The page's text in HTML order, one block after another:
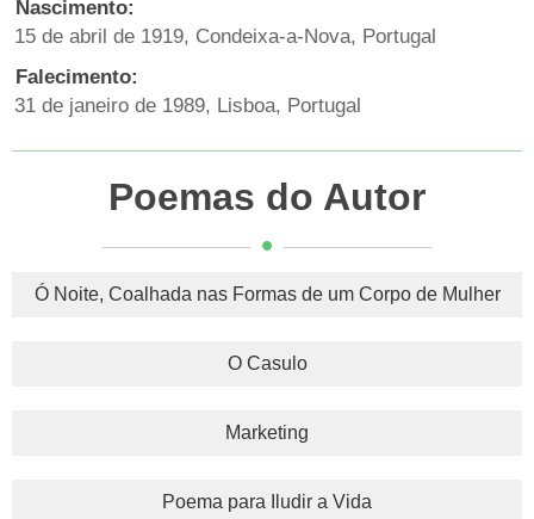
Nascimento:
15 de abril de 1919, Condeixa-a-Nova, Portugal
Falecimento:
31 de janeiro de 1989, Lisboa, Portugal
Poemas do Autor
Ó Noite, Coalhada nas Formas de um Corpo de Mulher
O Casulo
Marketing
Poema para Iludir a Vida